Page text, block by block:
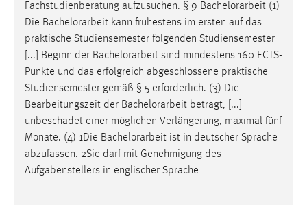
Fachstudienberatung aufzusuchen. § 9 Bachelorarbeit (1)
Die Bachelorarbeit kann frühestens im ersten auf das
praktische Studiensemester folgenden Studiensemester
[...] Beginn der Bachelorarbeit sind mindestens 160 ECTS-
Punkte und das erfolgreich abgeschlossene praktische
Studiensemester gemäß § 5 erforderlich. (3) Die
Bearbeitungszeit der Bachelorarbeit beträgt, [...]
unbeschadet einer möglichen Verlängerung, maximal fünf
Monate. (4) 1Die Bachelorarbeit ist in deutscher Sprache
abzufassen. 2Sie darf mit Genehmigung des
Aufgabenstellers in englischer Sprache